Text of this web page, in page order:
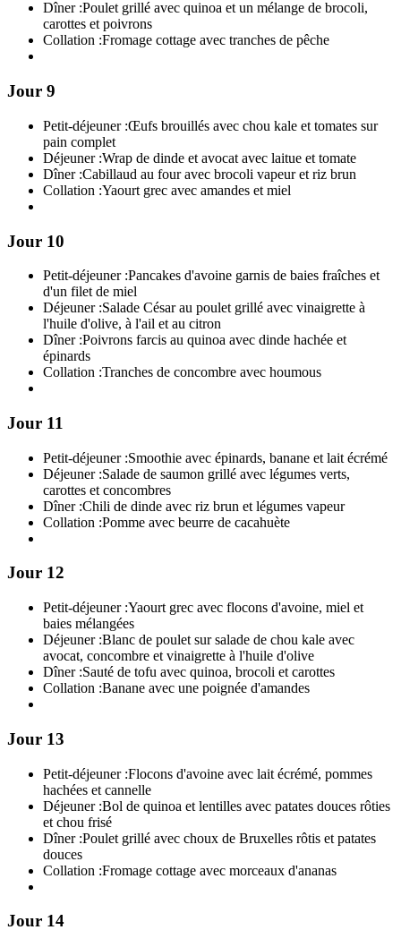
Dîner :Poulet grillé avec quinoa et un mélange de brocoli,
carottes et poivrons
Collation :Fromage cottage avec tranches de pêche
Jour 9
Petit-déjeuner :Œufs brouillés avec chou kale et tomates sur
pain complet
Déjeuner :Wrap de dinde et avocat avec laitue et tomate
Dîner :Cabillaud au four avec brocoli vapeur et riz brun
Collation :Yaourt grec avec amandes et miel
Jour 10
Petit-déjeuner :Pancakes d'avoine garnis de baies fraîches et
d'un filet de miel
Déjeuner :Salade César au poulet grillé avec vinaigrette à
l'huile d'olive, à l'ail et au citron
Dîner :Poivrons farcis au quinoa avec dinde hachée et
épinards
Collation :Tranches de concombre avec houmous
Jour 11
Petit-déjeuner :Smoothie avec épinards, banane et lait écrémé
Déjeuner :Salade de saumon grillé avec légumes verts,
carottes et concombres
Dîner :Chili de dinde avec riz brun et légumes vapeur
Collation :Pomme avec beurre de cacahuète
Jour 12
Petit-déjeuner :Yaourt grec avec flocons d'avoine, miel et
baies mélangées
Déjeuner :Blanc de poulet sur salade de chou kale avec
avocat, concombre et vinaigrette à l'huile d'olive
Dîner :Sauté de tofu avec quinoa, brocoli et carottes
Collation :Banane avec une poignée d'amandes
Jour 13
Petit-déjeuner :Flocons d'avoine avec lait écrémé, pommes
hachées et cannelle
Déjeuner :Bol de quinoa et lentilles avec patates douces rôties
et chou frisé
Dîner :Poulet grillé avec choux de Bruxelles rôtis et patates
douces
Collation :Fromage cottage avec morceaux d'ananas
Jour 14